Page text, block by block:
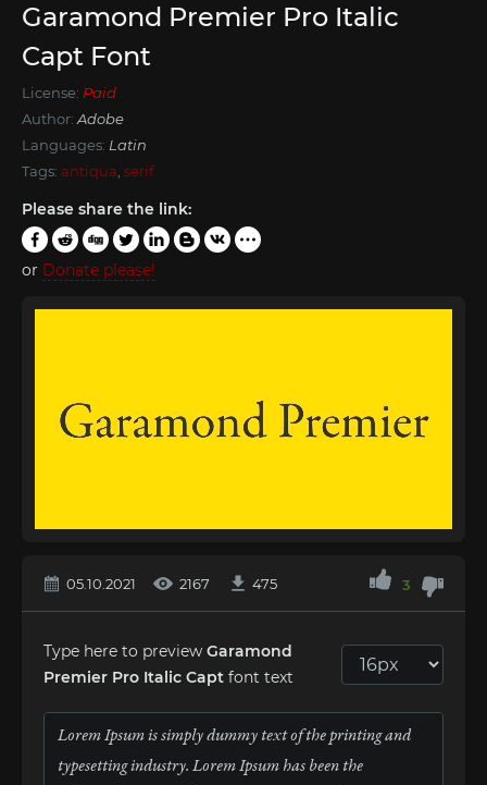
Garamond Premier Pro Italic
Capt Font
License: Paid
Author: Adobe
Languages: Latin
Tags: antiqua serif
Please share the link:
or Donate please!
05.10.2021 2167 475 3
Type here to preview Garamond
Premier Pro Italic Capt font text